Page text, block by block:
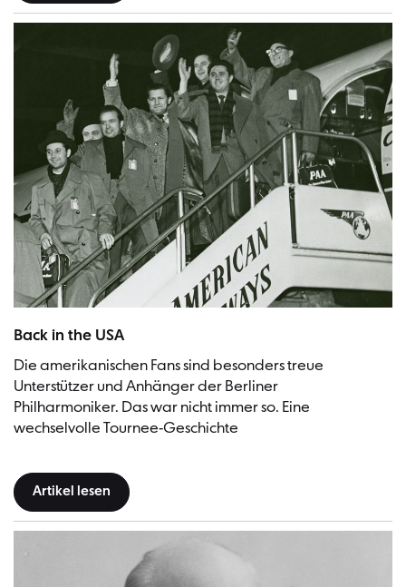
Back in the USA
Die amerikanischen Fans sind besonders treue
Unterstützer und Anhänger der Berliner
Philharmoniker. Das war nicht immer so. Eine
wechselvolle Tournee-Geschichte
Artikel lesen